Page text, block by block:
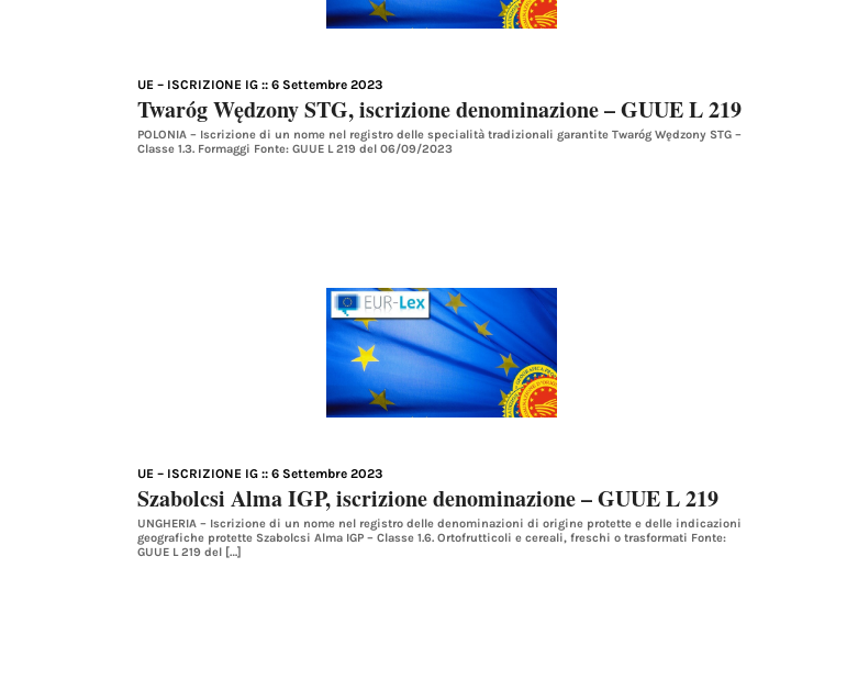
UE – ISCRIZIONE IG :: 6 Settembre 2023
Twaróg Wędzony STG, iscrizione denominazione – GUUE L 219
POLONIA – Iscrizione di un nome nel registro delle specialità tradizionali garantite Twaróg Wędzony STG –
Classe 1.3. Formaggi Fonte: GUUE L 219 del 06/09/2023
UE – ISCRIZIONE IG :: 6 Settembre 2023
Szabolcsi Alma IGP, iscrizione denominazione – GUUE L 219
UNGHERIA – Iscrizione di un nome nel registro delle denominazioni di origine protette e delle indicazioni
geografiche protette Szabolcsi Alma IGP – Classe 1.6. Ortofrutticoli e cereali, freschi o trasformati Fonte:
GUUE L 219 del […]